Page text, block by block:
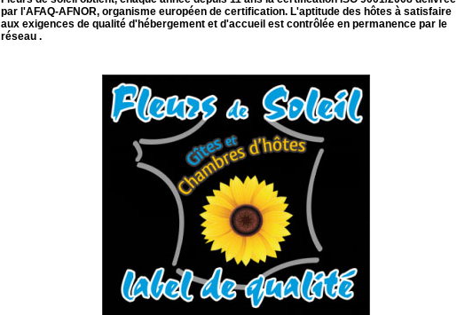
par l'AFAQ-AFNOR, organisme européen de certification. L'aptitude des hôtes à satisfaire
aux exigences de qualité d'hébergement et d'accueil est contrôlée en permanence par le
réseau .